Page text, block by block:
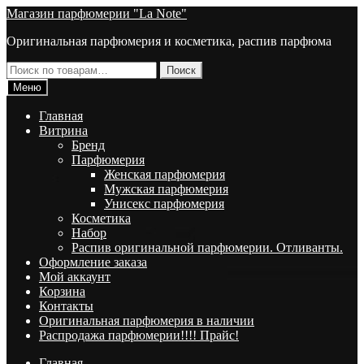
Перейти
навигации
Перейти
содержимому
Магазин парфюмерии "La Note"
Оригинальная парфюмерия и косметика, распив парфюма
Искать:
Поиск
Меню
Главная
Витрина
Брeнд
Парфюмерия
Женская парфюмерия
Мужская парфюмерия
Унисекс парфюмерия
Косметика
Набор
Распив оригинальной парфюмерии. Отливанты.
Оформление заказа
Мой аккаунт
Корзина
Контакты
Оригинальная парфюмерия в наличии
Распродажа парфюмерии!!!! Прайс!